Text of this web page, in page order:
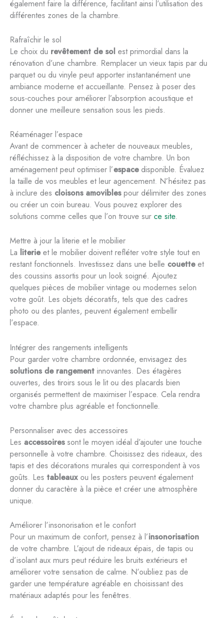
également faire la différence, facilitant ainsi l’utilisation des
différentes zones de la chambre.
Rafraîchir le sol
Le choix du revêtement de sol est primordial dans la
rénovation d’une chambre. Remplacer un vieux tapis par du
parquet ou du vinyle peut apporter instantanément une
ambiance moderne et accueillante. Pensez à poser des
sous-couches pour améliorer l’absorption acoustique et
donner une meilleure sensation sous les pieds.
Réaménager l’espace
Avant de commencer à acheter de nouveaux meubles,
réfléchissez à la disposition de votre chambre. Un bon
aménagement peut optimiser l’espacedisponible. Évaluez
la taille de vos meubles et leur agencement. N’hésitez pas
à inclure des cloisons amoviblespour délimiter des zones
ou créer un coin bureau. Vous pouvez explorer des
solutions comme celles que l’on trouve sur ce site.
Mettre à jour la literie et le mobilier
La literieet le mobilier doivent refléter votre style tout en
restant fonctionnels. Investissez dans une belle couetteet
des coussins assortis pour un look soigné. Ajoutez
quelques pièces de mobilier vintage ou modernes selon
votre goût. Les objets décoratifs, tels que des cadres
photo ou des plantes, peuvent également embellir
l’espace.
Intégrer des rangements intelligents
Pour garder votre chambre ordonnée, envisagez des
solutions de rangement innovantes. Des étagères
ouvertes, des tiroirs sous le lit ou des placards bien
organisés permettent de maximiser l’espace. Cela rendra
votre chambre plus agréable et fonctionnelle.
Personnaliser avec des accessoires
Les accessoiressont le moyen idéal d’ajouter une touche
personnelle à votre chambre. Choisissez des rideaux, des
tapis et des décorations murales qui correspondent à vos
goûts. Les tableauxou les posters peuvent également
donner du caractère à la pièce et créer une atmosphère
unique.
Améliorer l’insonorisation et le confort
Pour un maximum de confort, pensez à l’insonorisation
de votre chambre. L’ajout de rideaux épais, de tapis ou
d’isolant aux murs peut réduire les bruits extérieurs et
améliorer votre sensation de calme. N’oubliez pas de
garder une température agréable en choisissant des
matériaux adaptés pour les fenêtres.